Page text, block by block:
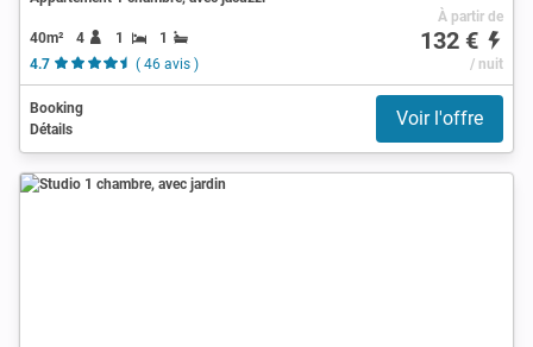
40m² 4 1
1
4.7
( 46 avis )
À partir de
132 €
/ nuit
Booking
Détails
Voir l'offre